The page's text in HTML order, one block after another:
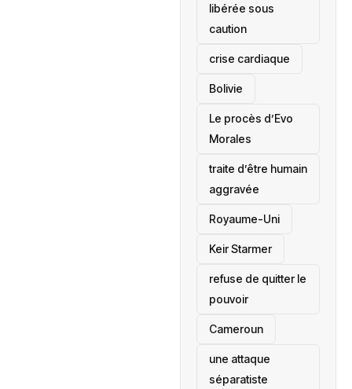
libérée sous
caution
crise cardiaque
‎Bolivie
Le procès d’Evo
Morales
traite d’être humain
aggravée
‎Royaume-Uni
Keir Starmer
refuse de quitter le
pouvoir
‎Cameroun
une attaque
séparatiste